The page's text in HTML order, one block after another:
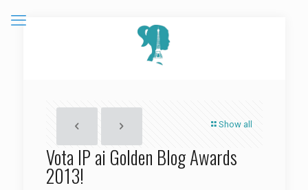
Show all
Vota IP ai Golden Blog Awards
2013!